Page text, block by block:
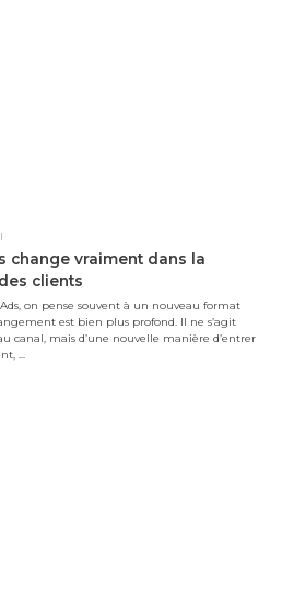
change vraiment dans la
clients
on pense souvent à un nouveau format
est bien plus profond. Il ne s’agit
canal, mais d’une nouvelle manière d’entrer
...